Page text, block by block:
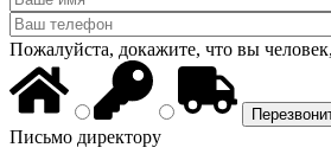
Пожалуйста, докажите, что вы
Письмо директору